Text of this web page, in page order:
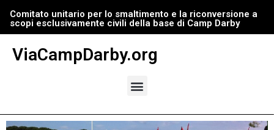
Vai
al
contenuto
Comitato unitario per lo smaltimento e la riconversione a
scopi esclusivamente civili della base di Camp Darby
ViaCampDarby.org